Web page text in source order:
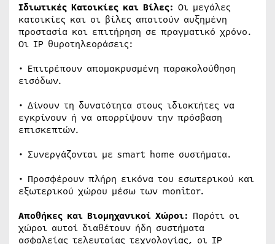
Ιδιωτικές Κατοικίες και Βίλες: Οι μεγάλες
κατοικίες και οι βίλες απαιτούν αυξημένη
προστασία και επιτήρηση σε πραγματικό χρόνο.
Οι IP θυροτηλεοράσεις:
• Επιτρέπουν απομακρυσμένη παρακολούθηση
εισόδων.
• Δίνουν τη δυνατότητα στους ιδιοκτήτες να
εγκρίνουν ή να απορρίψουν την πρόσβαση
επισκεπτών.
• Συνεργάζονται με smart home συστήματα.
• Προσφέρουν πλήρη εικόνα του εσωτερικού και
εξωτερικού χώρου μέσω των monitor.
Αποθήκες και Βιομηχανικοί Χώροι: Παρότι οι
χώροι αυτοί διαθέτουν ήδη συστήματα
ασφαλείας τελευταίας τεχνολογίας, οι IP